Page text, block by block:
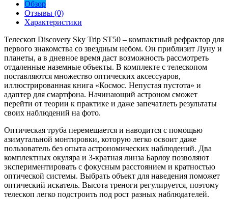
Обзор
Отзывы (0)
Характеристики
Телескоп Discovery Sky Trip ST50 – компактный рефрактор для
первого знакомства со звездным небом. Он приблизит Луну и
планеты, а в дневное время даст возможность рассмотреть
отдаленные наземные объекты. В комплекте с телескопом
поставляются множество оптических аксессуаров,
иллюстрированная книга «Космос. Непустая пустота» и
адаптер для смартфона. Начинающий астроном сможет
перейти от теории к практике и даже запечатлеть результаты
своих наблюдений на фото.
Оптическая труба перемещается и наводится с помощью
азимутальной монтировки, которую легко освоит даже
пользователь без опыта астрономических наблюдений. Два
комплектных окуляра и 3-кратная линза Барлоу позволяют
экспериментировать с фокусным расстоянием и кратностью
оптической системы. Выбрать объект для наведения поможет
оптический искатель. Высота треноги регулируется, поэтому
телескоп легко подстроить под рост разных наблюдателей.